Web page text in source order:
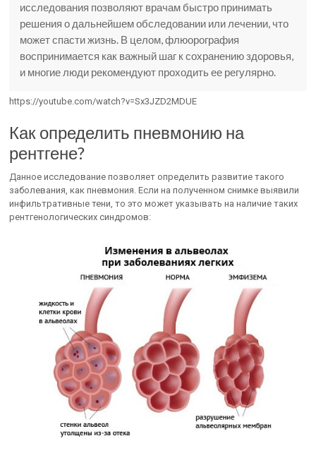
исследования позволяют врачам быстро принимать
решения о дальнейшем обследовании или лечении, что
может спасти жизнь. В целом, флюорография
воспринимается как важный шаг к сохранению здоровья,
и многие люди рекомендуют проходить ее регулярно.
https://youtube.com/watch?v=Sx3JZD2MDUE
Как определить пневмонию на
рентгене?
Данное исследование позволяет определить развитие такого
заболевания, как пневмония. Если на полученном снимке выявили
инфильтративные тени, то это может указывать на наличие таких
рентгенологических синдромов: